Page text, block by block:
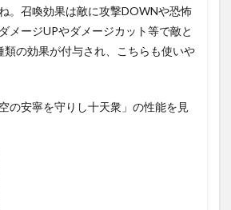
。召喚効果は敵に攻撃DOWNや恐怖
メージUPやダメージカット等で敵と
類の効果が付与され、こちらも使いや
の安寧を守りし十天衆」の性能を見